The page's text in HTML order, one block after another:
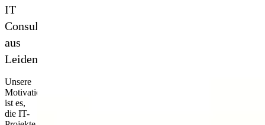
IT
Consultants­
aus
Leidenschaft.
Unsere
Motivation
ist es,
die IT-